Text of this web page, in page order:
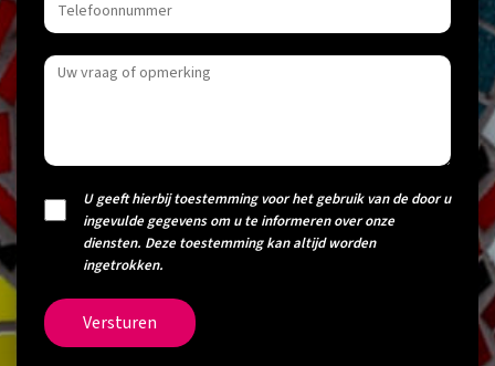
U geeft hierbij toestemming voor het gebruik van de door u
ingevulde gegevens om u te informeren over onze
diensten. Deze toestemming kan altijd worden
ingetrokken.
Versturen